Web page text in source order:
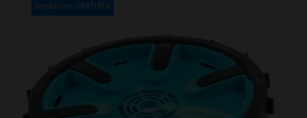
Spedizione GRATUITA